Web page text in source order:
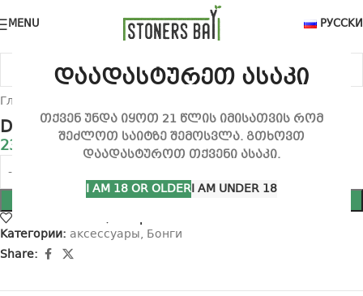
დაადასტურეთ ასაკი
თქვენ უნდა იყოთ 21 წლის იმისათვის რომ
შეძლოთ საიტზე შემოსვლა. გთხოვთ
დაადასტუროთ თქვენი ასაკი.
I AM 18 OR OLDERI AM UNDER 18
MENU
Главная
Daisy Bong
230,00 ₾
В КОРЗИНУ
Compare
Категории: аксессуары, Бонги
Share: